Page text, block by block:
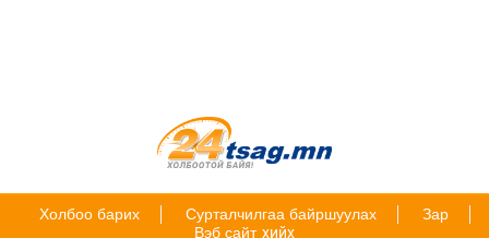
Холбоо барих Сурталчилгаа байршуулах
Зар
Вэб сайт хийх